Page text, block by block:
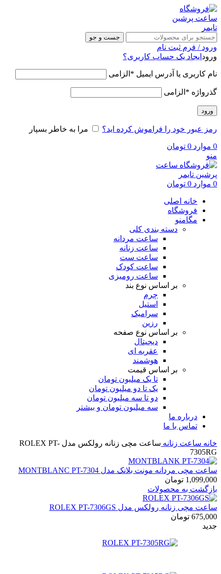
جست و جو
ورود / فرم ثبت نام
ورود ایجاد یک حساب کاربری؟
نام کاربری یا آدرس ایمیل * الزامی
گذرواژه * الزامی
ورود
رمز عبور خود را فراموش کرده اید؟ مرا به خاطر بسپار
0 موارد 0 تومان
منو
0 موارد 0 تومان
خانه اصلی
فروشگاه
مگامنو
دسته بندی کلی
ساعت مردانه
ساعت زنانه
ساعت ست
ساعت کودک
ساعت رومیزی
بر اساس نوع بند
چرم
استیل
سرامیک
رزین
بر اساس نوع صفحه
دیجیتال
عقربه ای
هوشمند
بر اساس قیمت
تا یک میلیون تومان
یک تا دو میلیون تومان
دو تا سه میلیون تومان
سه میلیون تومان و بیشتر
درباره ما
تماس با ما
خانه ساعت زنانه
ساعت مچی زنانه رولکس مدل ROLEX PT-
7305RG
ساعت مچی مردانه مونت بلانک مدل MONTBLANC PT-7304
1,099,000 تومان
بازگشت به محصولات
ساعت مچی زنانه رولکس مدل ROLEX PT-7306GS
675,000 تومان
جدید